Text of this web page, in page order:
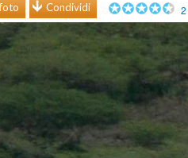
Condividi 2